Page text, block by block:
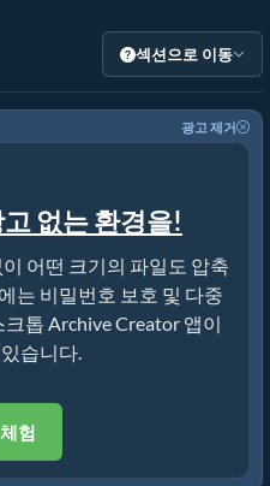
섹션으로 이동
광고 제거
없는 환경을!
어떤 크기의 파일도 압축
는 비밀번호 보호 및 다중
톱 Archive Creator 앱이
습니다.
험